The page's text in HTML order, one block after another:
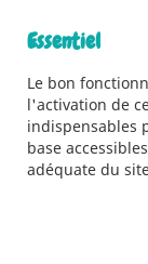
Essentiel
Le bon
l'activation de
indispensables
base
adéquate du